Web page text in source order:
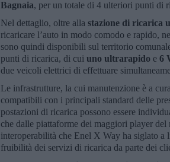
Bagnaia, per un totale di 4 ulteriori punti di
Nel dettaglio, oltre alla stazione di ricarica
ricaricare l’auto in modo comodo e rapido,
sono quindi disponibili sul territorio
punti di ricarica, di cui uno ultrarapido e 6
due veicoli elettrici di effettuare
Le infrastrutture, la cui manutenzione è a
compatibili con i principali standard delle
postazioni di ricarica possono essere
che dalle piattaforme dei maggiori player
interoperabilità che Enel X Way ha siglato a
fruibilità dei servizi di ricarica da parte dei